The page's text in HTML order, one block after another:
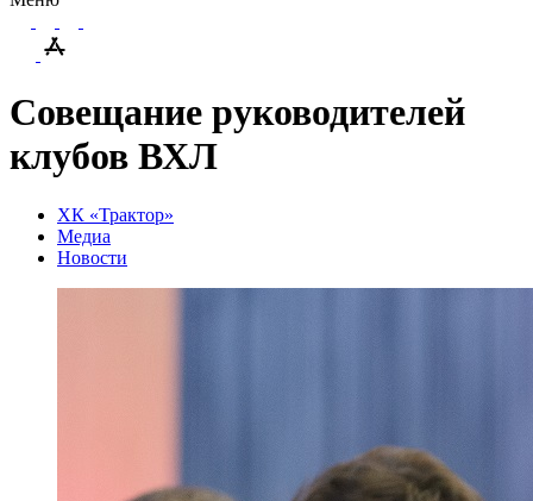
Совещание руководителей
клубов ВХЛ
ХК «Трактор»
Медиа
Новости